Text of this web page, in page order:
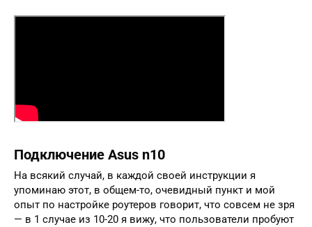
Подключение Asus n10
На всякий случай, в каждой своей инструкции я
упоминаю этот, в общем-то, очевидный пункт и мой
опыт по настройке роутеров говорит, что совсем не зря
— в 1 случае из 10-20 я вижу, что пользователи пробуют